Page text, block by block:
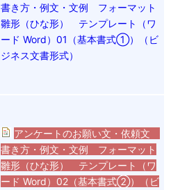
書き方・例文・文例 フォーマット
雛形（ひな形） テンプレート（ワ
ード Word）01（基本書式①）（ビ
ジネス文書形式）
アンケートのお願い文・依頼文
書き方・例文・文例 フォーマット
雛形（ひな形） テンプレート（ワ
ード Word）02（基本書式②）（ビ